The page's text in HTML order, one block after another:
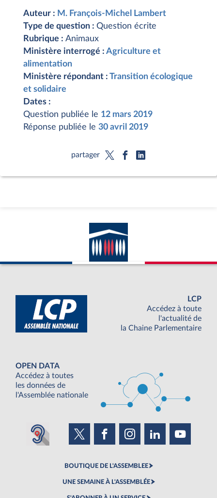
Auteur : M. François-Michel Lambert
Type de question : Question écrite
Rubrique : Animaux
Ministère interrogé : Agriculture et
alimentation
Ministère répondant : Transition écologique
et solidaire
Dates :
Question publiée le 12 mars 2019
Réponse publiée le 30 avril 2019
partager
LCP
Accédez à toute
l'actualité de
la Chaine Parlementaire
OPEN DATA
Accédez à toutes
les données de
l'Assemblée nationale
BOUTIQUE DE L'ASSEMBLEE
UNE SEMAINE À L'ASSEMBLÉE